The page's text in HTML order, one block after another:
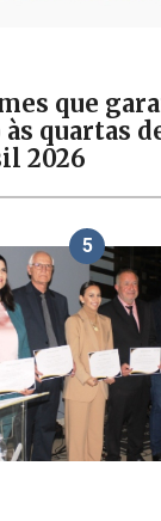
que
quartas
2026
5